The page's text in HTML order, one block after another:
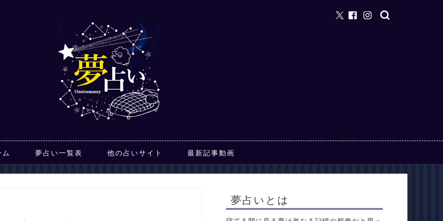
ム 夢占い一覧表 他の占いサイト 最新記事動画
夢占いとは